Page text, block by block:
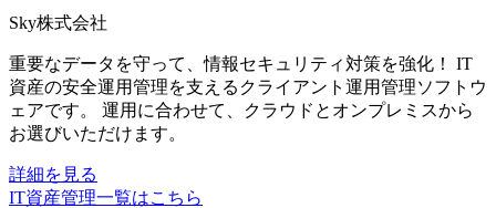
Sky株式会社
重要なデータを守って、情報セキュリティ対策を強化！ IT
資産の安全運用管理を支えるクライアント運用管理ソフトウ
ェアです。 運用に合わせて、クラウドとオンプレミスから
お選びいただけます。
詳細を見る
IT資産管理一覧はこちら